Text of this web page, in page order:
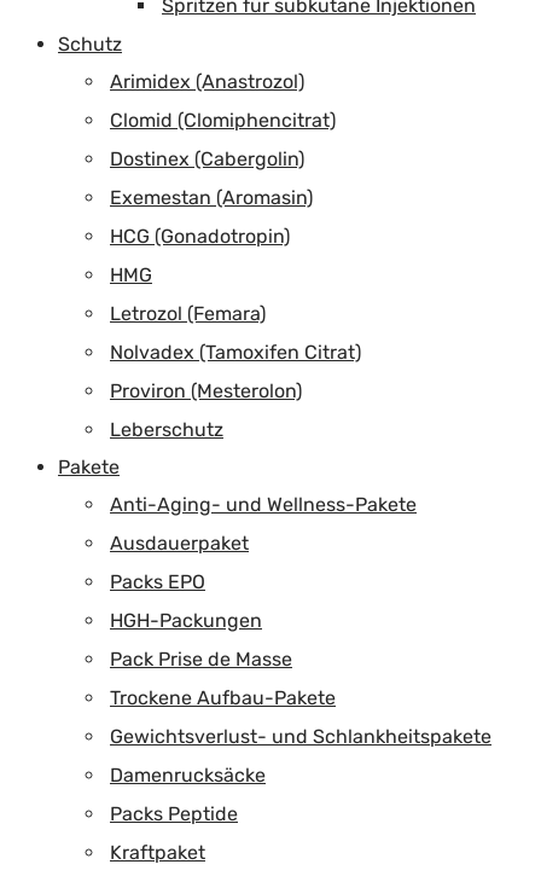
Spritzen für subkutane Injektionen
Schutz
Arimidex (Anastrozol)
Clomid (Clomiphencitrat)
Dostinex (Cabergolin)
Exemestan (Aromasin)
HCG (Gonadotropin)
HMG
Letrozol (Femara)
Nolvadex (Tamoxifen Citrat)
Proviron (Mesterolon)
Leberschutz
Pakete
Anti-Aging- und Wellness-Pakete
Ausdauerpaket
Packs EPO
HGH-Packungen
Pack Prise de Masse
Trockene Aufbau-Pakete
Gewichtsverlust- und Schlankheitspakete
Damenrucksäcke
Packs Peptide
Kraftpaket